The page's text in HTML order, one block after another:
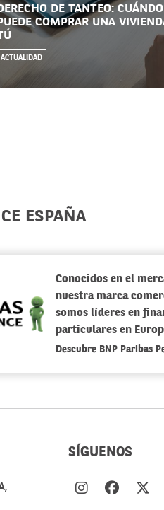
DE TANTEO:
COMPRAR UNA
ACTUALIDAD
ESPAÑA
Conocidos en el
nuestra marca
somos líderes en
particulares en
Descubre BNP Paribas
SÍGUENOS